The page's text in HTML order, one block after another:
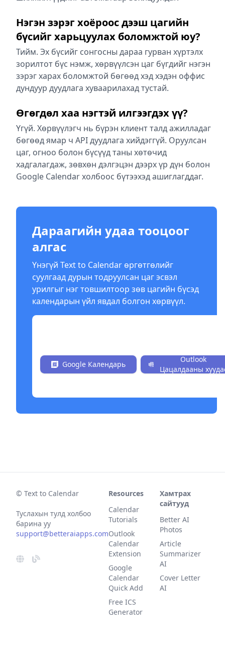
Нэгэн зэрэг хоёроос дээш цагийн
бүсийг харьцуулах боломжтой юу?
Тийм. Эх бүсийг сонгосны дараа гурван хүртэлх
зорилтот бүс нэмж, хөрвүүлсэн цаг бүгдийг нэгэн
зэрэг харах боломжтой бөгөөд хэд хэдэн оффис
дундуур дуудлага хуваарилахад тустай.
Өгөгдөл хаа нэгтэй илгээгдэх үү?
Үгүй. Хөрвүүлэгч нь бүрэн клиент талд ажилладаг
бөгөөд ямар ч API дуудлага хийдэггүй. Оруулсан
цаг, огноо болон бүсүүд таны хөтөчид
хадгалагдаж, зөвхөн дэлгэцэн дээрх үр дүн болон
Google Calendar холбоос бүтээхэд ашиглагддаг.
Дараагийн удаа тооцоог
алгас
Үнэгүй Text to Calendar өргөтгөлийг
суулгаад дурын тодруулсан цаг эсвэл
урилгыг нэг товшилтоор зөв цагийн бүсэд
календарын үйл явдал болгон хөрвүүл.
Google Календарь
Outlook
Цацалдааны
© Text to Calendar
Туслахын тулд холбоо
барина уу
support@betteraiapps.com
Resources
Calendar
Tutorials
Outlook
Calendar
Extension
Google
Calendar
Quick Add
Free ICS
Generator
Хамтрах
сайтууд
Better AI
Photos
Article
Summarizer
AI
Cover Letter
AI